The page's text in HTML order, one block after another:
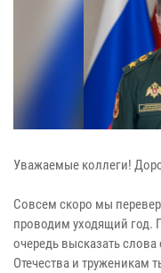
Уважаемые коллеги!
Совсем скоро мы
проводим уходящий год.
очередь высказать
Отечества и труженикам